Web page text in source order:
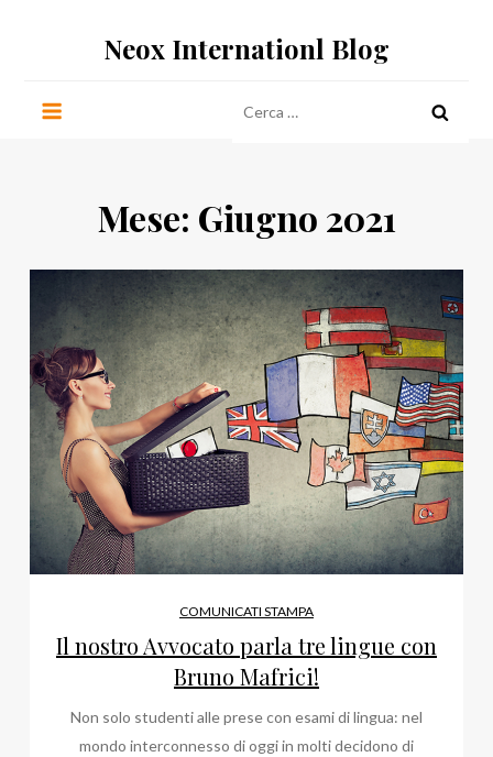
Neox Internationl Blog
per:
Mese: Giugno 2021
COMUNICATI STAMPA
Il nostro Avvocato parla tre lingue con
Bruno Mafrici!
Non solo studenti alle prese con esami di lingua: nel
mondo interconnesso di oggi in molti decidono di